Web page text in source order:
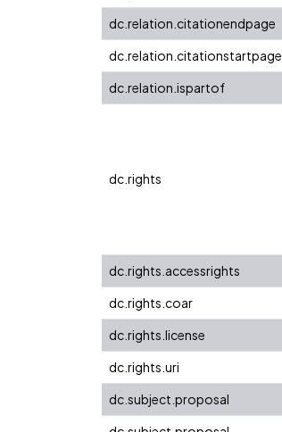
dc.relation.citationendpage
dc.relation.citationstartpage
dc.relation.ispartof
dc.rights
dc.rights.accessrights
dc.rights.coar
dc.rights.license
dc.rights.uri
dc.subject.proposal